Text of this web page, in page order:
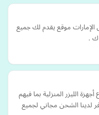
الإمارات موقع يقدم لك جميع
.
الليزر المنزلية بما فيهم
لدينا الشحن مجاني لجميع